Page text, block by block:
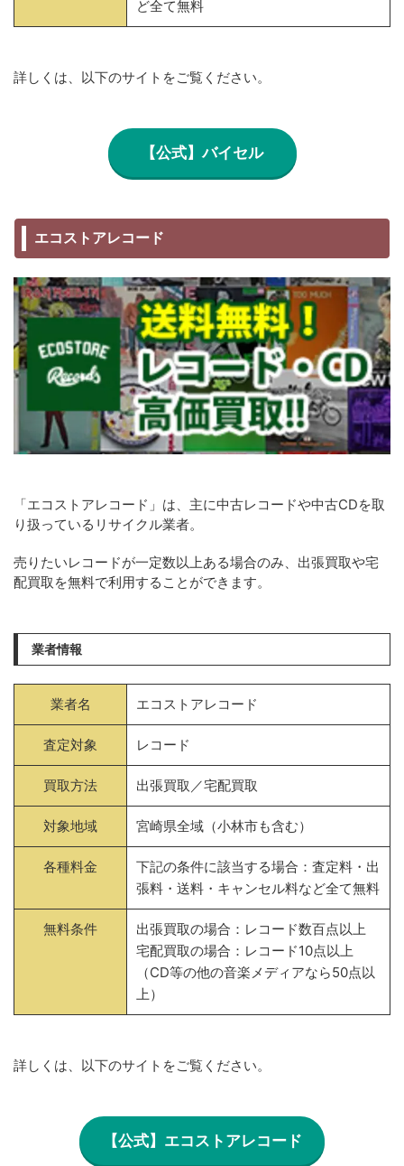
ど全て無料
詳しくは、以下のサイトをご覧ください。
【公式】バイセル
エコストアレコード
「エコストアレコード」は、主に中古レコードや中古CDを取
り扱っているリサイクル業者。
売りたいレコードが一定数以上ある場合のみ、出張買取や宅
配買取を無料で利用することができます。
業者情報
業者名 エコストアレコード
査定対象 レコード
買取方法 出張買取／宅配買取
対象地域 宮崎県全域（小林市も含む）
各種料金
下記の条件に該当する場合：査定料・出
張料・送料・キャンセル料など全て無料
無料条件
出張買取の場合：レコード数百点以上
宅配買取の場合：レコード10点以上
（CD等の他の音楽メディアなら50点以
上）
詳しくは、以下のサイトをご覧ください。
【公式】エコストアレコード